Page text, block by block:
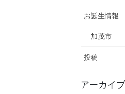
お誕生情報
加茂市
投稿
アーカイブ